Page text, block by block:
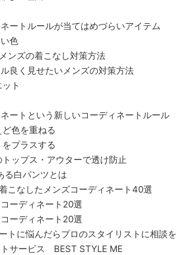
ートルールが当てはめづらいアイテム
色
ンズの着こなし対策方法
良く見せたいメンズの対策方法
ト
ートという新しいコーディネートルール
色を重ねる
プラスする
ップス・アウターで透け防止
る白パンツとは
こなしたメンズコーディネート40選
ーディネート20選
ーディネート20選
トに悩んだらプロのスタイリストに相談
トサービス BEST STYLE ME